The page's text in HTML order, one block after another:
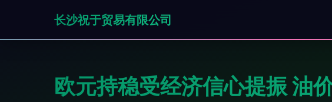
长沙祝于贸易有限公司
欧元持稳受经济信心提振 油